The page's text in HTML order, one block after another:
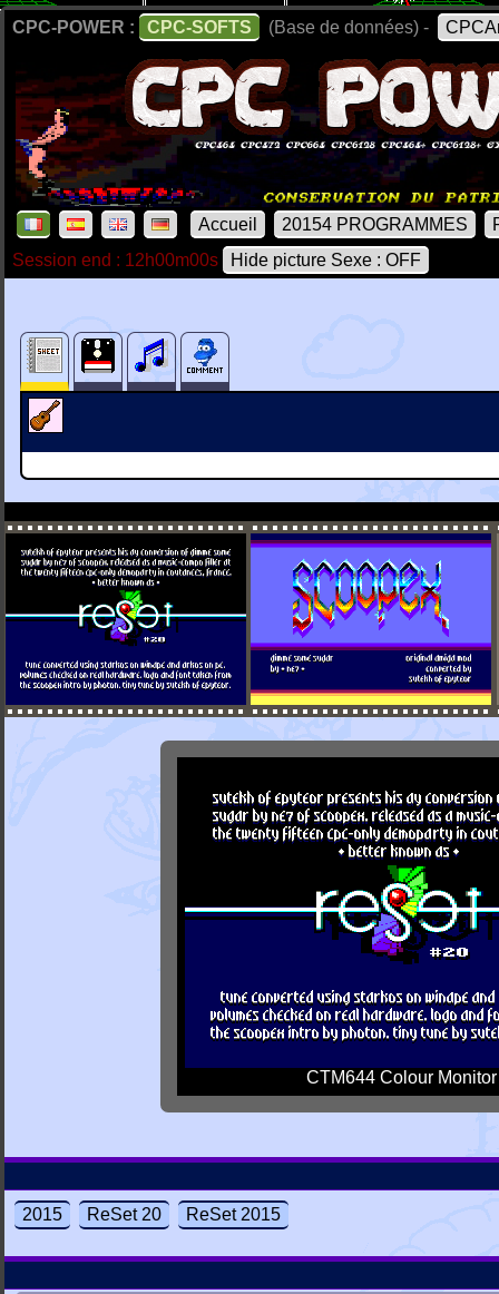
CPC-POWER : CPC-SOFTS (Base de données) -
Accueil 20154 PROGRAMMES
Session end : 12h00m00s
Hide picture Sexe : OFF
CTM644 Colour Monitor
2015 ReSet 20 ReSet 2015